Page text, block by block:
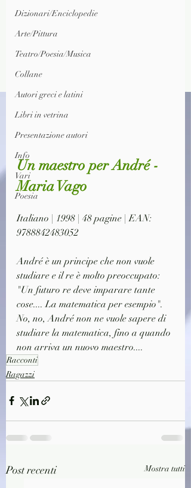
Dizionari/Enciclopedie
Arte/Pittura
Teatro/Poesia/Musica
Collane
Autori greci e latini
Libri in vetrina
Presentazione autori
Info
Vari
Poesia
Un maestro per André -
Maria Vago
Italiano | 1998 | 48 pagine | EAN:
9788842483052
André è un principe che non vuole
studiare e il re è molto preoccupato:
"Un futuro re deve imparare tante
cose.... La matematica per esempio".
No, no, André non ne vuole sapere di
studiare la matematica, fino a quando
non arriva un nuovo maestro....
Racconti
Ragazzi
Post recenti Mostra tutti